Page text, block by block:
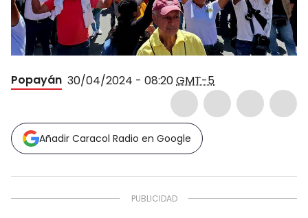
Popayán 30/04/2024 - 08:20GMT-5
Añadir Caracol Radio en Google